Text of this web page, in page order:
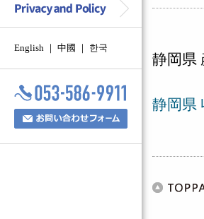
English ｜ 中國 ｜ 한국
静岡県
静岡県